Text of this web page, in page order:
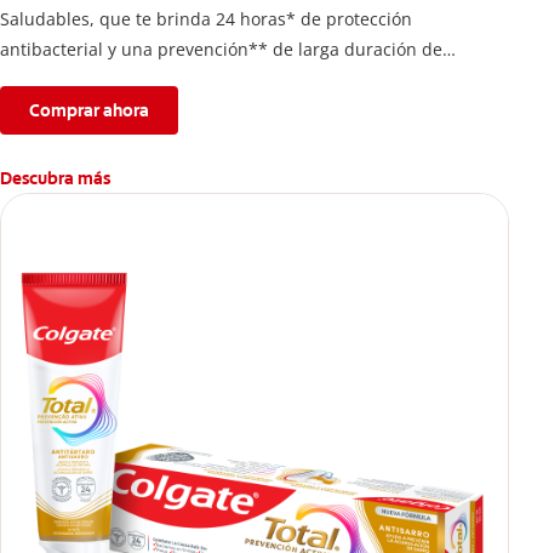
Saludables, que te brinda 24 horas* de protección
antibacterial y una prevención** de larga duración de
Comprar ahora
Descubra más